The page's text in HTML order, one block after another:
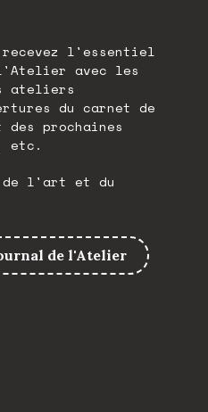
l'essentiel
avec les
ateliers
du carnet de
des prochaines
etc.
de l'art et du
de l'Atelier